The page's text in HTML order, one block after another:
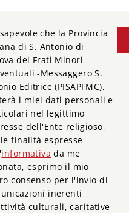
che la Provincia
di S. Antonio di
dei Frati Minori
-Messaggero S.
Editrice (PISAPFMC),
i miei dati personali e
nel legittimo
dell'Ente religioso,
finalità espresse
informativa da me
esprimo il mio
consenso per l'invio di
inerenti
culturali, caritative